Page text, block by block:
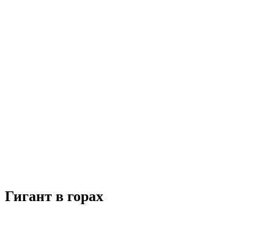
Гигант в горах